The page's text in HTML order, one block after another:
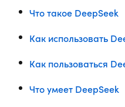
Что такое DeepSeek
Как использовать
Как пользоваться
Что умеет DeepSeek